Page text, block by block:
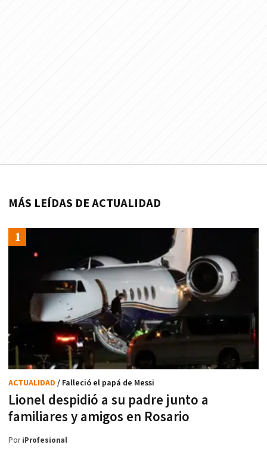
MÁS LEÍDAS DE ACTUALIDAD
Lionel despidió a su padre junto a
familiares y amigos en Rosario
ACTUALIDAD / Falleció el papá de Messi
PoriProfesional